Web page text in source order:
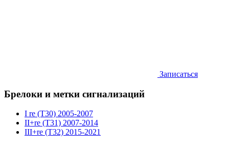
Записаться
Брелоки и метки сигнализаций
I re (T30) 2005-2007
II+re (T31) 2007-2014
III+re (T32) 2015-2021